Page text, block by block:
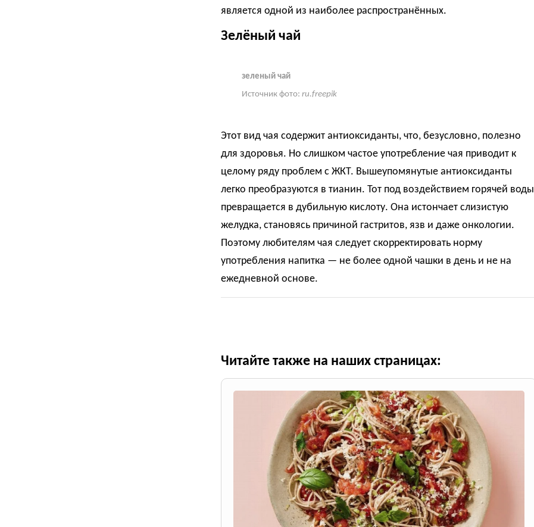
является одной из наиболее распространённых.
Зелёный чай
зеленый чай
Источник фото:ru.freepik
Этот вид чая содержит антиоксиданты, что, безусловно, полезно
для здоровья. Но слишком частое употребление чая приводит к
целому ряду проблем с ЖКТ. Вышеупомянутые антиоксиданты
легко преобразуются в тианин. Тот под воздействием горячей воды
превращается в дубильную кислоту. Она истончает слизистую
желудка, становясь причиной гастритов, язв и даже онкологии.
Поэтому любителям чая следует скорректировать норму
употребления напитка — не более одной чашки в день и не на
ежедневной основе.
Читайте также на наших страницах: